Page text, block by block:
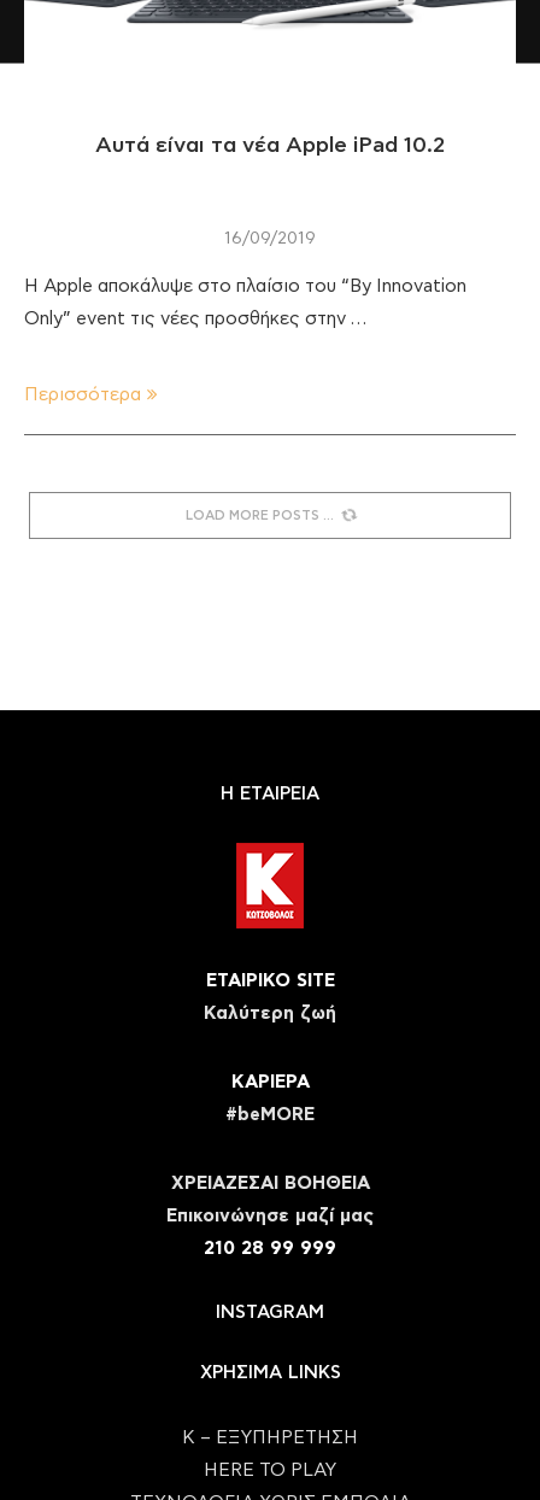
Αυτά είναι τα νέα Apple iPad 10.2
16/09/2019
Η Apple αποκάλυψε στο πλαίσιο του “By Innovation
Only” event τις νέες προσθήκες στην …
Περισσότερα
LOAD MORE POSTS
Η ΕΤΑΙΡΕΙΑ
ΕΤΑΙΡΙΚΟ SITE
Καλύτερη ζωή
ΚΑΡΙΕΡΑ
#beMORE
ΧΡΕΙΑΖΕΣΑΙ ΒΟΗΘΕΙΑ
Eπικοινώνησε μαζί μας
210 28 99 999
INSTAGRAM
ΧΡΗΣΙΜΑ LINKS
Κ – ΕΞΥΠΗΡΕΤΗΣΗ
HERE TO PLAY